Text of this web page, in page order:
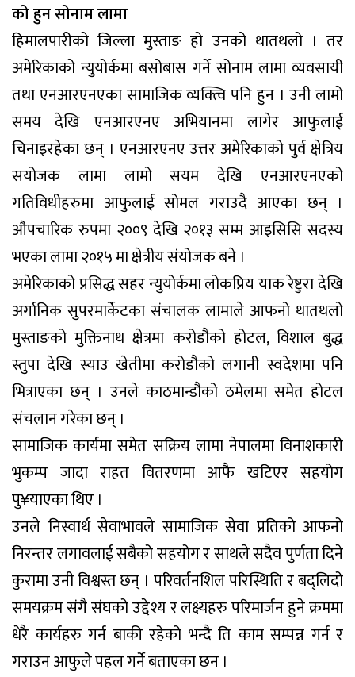
को हुन सोनाम लामा
हिमालपारीको जिल्ला मुस्ताङ हो उनको थातथलो । तर
अमेरिकाको न्युयोर्कमा बसोबास गर्ने सोनाम लामा व्यवसायी
तथा एनआरएनएका सामाजिक व्यक्त्वि पनि हुन । उनी लामो
समय देखि एनआरएनए अभियानमा लागेर आफुलाई
चिनाइरहेका छन् । एनआरएनए उत्तर अमेरिकाको पुर्व क्षेत्रिय
सयोजक लामा लामो सयम देखि एनआरएनएको
गतिविधीहरुमा आफुलाई सोमल गराउदै आएका छन् ।
औपचारिक रुपमा २००९ देखि २०१३ सम्म आइसिसि सदस्य
भएका लामा २०१५ मा क्षेत्रीय संयोजक बने ।
अमेरिकाको प्रसिद्ध सहर न्युयोर्कमा लोकप्रिय याक रेष्टुरा देखि
अर्गानिक सुपरमार्केटका संचालक लामाले आफनो थातथलो
मुस्ताङको मुक्तिनाथ क्षेत्रमा करोडौको होटल, विशाल बुद्ध
स्तुपा देखि स्याउ खेतीमा करोडौको लगानी स्वदेशमा पनि
भित्राएका छन् । उनले काठमान्डौको ठमेलमा समेत होटल
संचलान गरेका छन् ।
सामाजिक कार्यमा समेत सक्रिय लामा नेपालमा विनाशकारी
भुकम्प जादा राहत वितरणमा आफै खटिएर सहयोग
पु¥याएका थिए ।
उनले निस्वार्थ सेवाभावले सामाजिक सेवा प्रतिको आफनो
निरन्तर लगावलाई सबैको सहयोग र साथले सदैव पुर्णता दिने
कुरामा उनी विश्वस्त छन् । परिवर्तनशिल परिस्थिति र बद्लिदो
समयक्रम संगै संघको उद्देश्य र लक्ष्यहरु परिमार्जन हुने क्रममा
धेरै कार्यहरु गर्न बाकी रहेको भन्दै ति काम सम्पन्न गर्न र
गराउन आफुले पहल गर्ने बताएका छन ।